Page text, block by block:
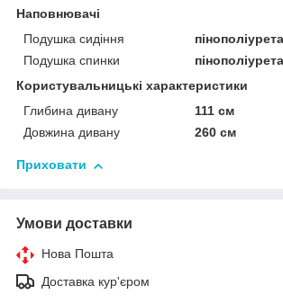
Наповнювачі
Подушка сидіння
Подушка спинки
Користувальницькі характеристики
Глибина дивану
111 см
Довжина дивану
260 см
Приховати
Умови доставки
Нова Пошта
Доставка кур'єром